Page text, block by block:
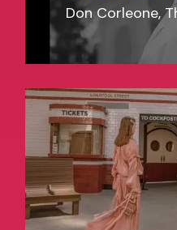
Don Corleone,